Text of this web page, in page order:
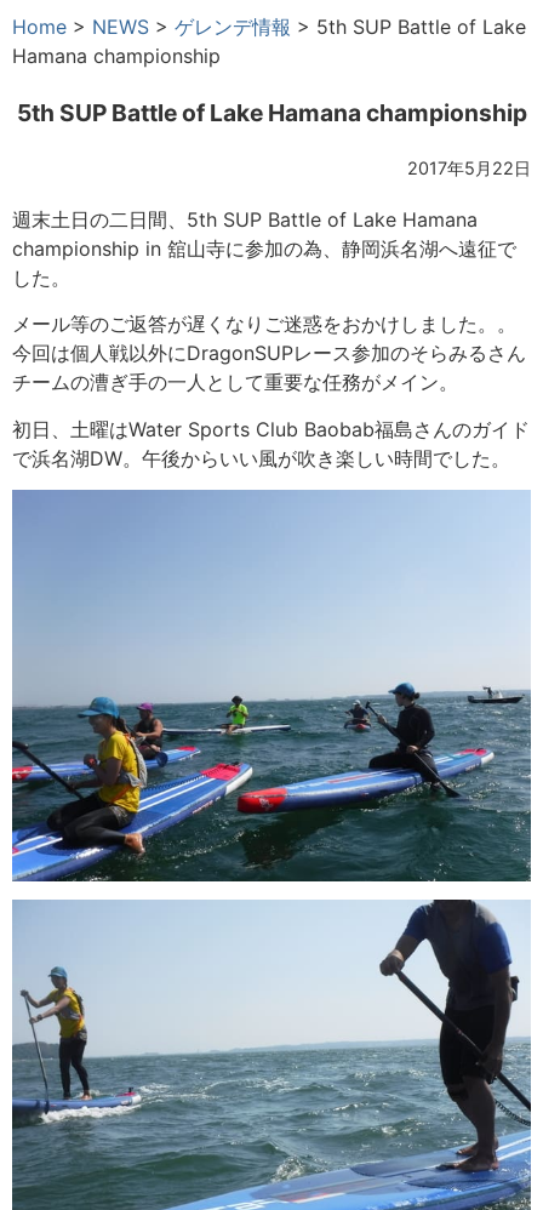
Home > NEWS > ゲレンデ情報 > 5th SUP Battle of Lake
Hamana championship
5th SUP Battle of Lake Hamana championship
2017年5月22日
週末土日の二日間、5th SUP Battle of Lake Hamana
championship in 舘山寺に参加の為、静岡浜名湖へ遠征で
した。
メール等のご返答が遅くなりご迷惑をおかけしました。。
今回は個人戦以外にDragonSUPレース参加のそらみるさん
チームの漕ぎ手の一人として重要な任務がメイン。
初日、土曜はWater Sports Club Baobab福島さんのガイド
で浜名湖DW。午後からいい風が吹き楽しい時間でした。